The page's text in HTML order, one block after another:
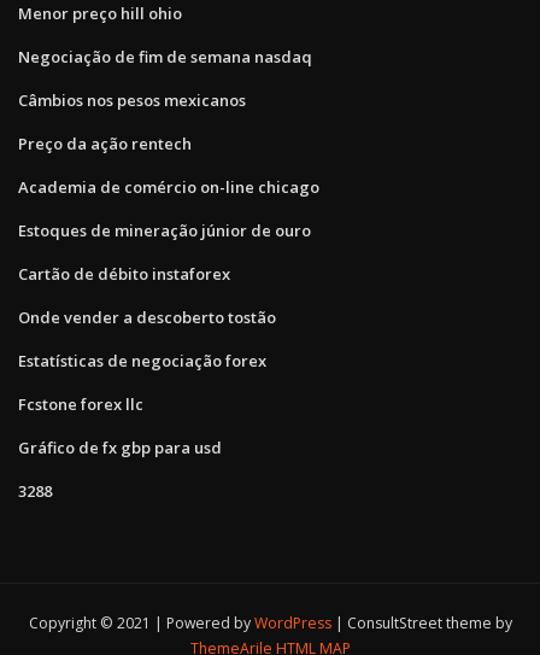
Menor preço hill ohio
Negociação de fim de semana nasdaq
Câmbios nos pesos mexicanos
Preço da ação rentech
Academia de comércio on-line chicago
Estoques de mineração júnior de ouro
Cartão de débito instaforex
Onde vender a descoberto tostão
Estatísticas de negociação forex
Fcstone forex llc
Gráfico de fx gbp para usd
3288
Copyright © 2021 | Powered byWordPress
ConsultStreet theme by
ThemeArile HTML MAP